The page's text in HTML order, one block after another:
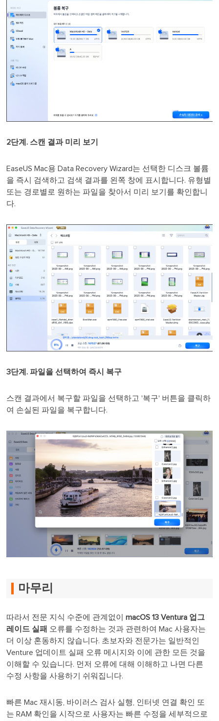
2단계. 스캔 결과 미리 보기
EaseUS Mac용 Data Recovery Wizard는 선택한 디스크 볼륨
을 즉시 검색하고 검색 결과를 왼쪽 창에 표시합니다. 유형별
또는 경로별로 원하는 파일을 찾아서 미리 보기를 확인합니
다.
3단계. 파일을 선택하여 즉시 복구
스캔 결과에서 복구할 파일을 선택하고 '복구' 버튼을 클릭하
여 손실된 파일을 복구합니다.
마무리
따라서 전문 지식 수준에 관계없이macOS 13 Ventura 업그
레이드 실패 오류를 수정하는 것과 관련하여 Mac 사용자는
더 이상 혼동하지 않습니다. 초보자와 전문가는 일반적인
Venture 업데이트 실패 오류 메시지와 이에 관한 모든 것을
이해할 수 있습니다. 먼저 오류에 대해 이해하고 나면 다른
수정 사항을 사용하기 쉬워집니다.
빠른 Mac 재시동, 바이러스 검사 실행, 인터넷 연결 확인 또
는 RAM 확인을 시작으로 사용자는 빠른 수정을 세부적으로